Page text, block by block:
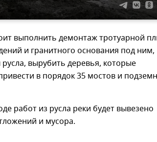
выполнить демонтаж тротуарной
и гранитного основания под ним,
вырубить деревья, которые
в порядок 35 мостов и
работ из русла реки будет вывезено
и мусора.